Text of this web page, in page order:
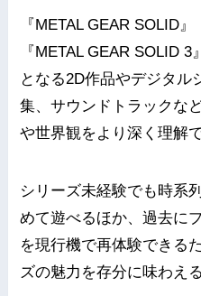
『METAL GEAR SOLID
『METAL GEAR SOLID
となる2D作品やデジタル
集、サウンドトラックな
や世界観をより深く理解
シリーズ未経験でも時系
めて遊べるほか、過去に
を現行機で再体験できる
ズの魅力を存分に味わえ